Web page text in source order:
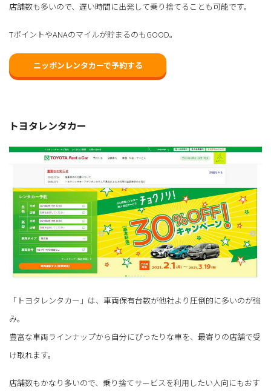
店舗数も多いので、遅い時間に出発して乗り捨てることも可能です。
TポイントやANAのマイルが貯まるのもGOOD。
ニッポンレンタカーで予約する
トヨタレンタカー
「トヨタレンタカー」は、車両保有台数が他社より圧倒的に多いのが強
み。
豊富な車両ラインナップから自分にぴったりな車を、最寄りの店舗で受
け取れます。
店舗数もかなり多いので、乗り捨てサービスを利用したい人向にもおす